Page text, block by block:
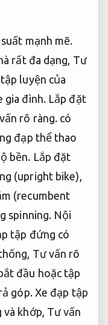
mạnh mẽ.
rất đa dạng, Tư
luyện của
gia đình. Lắp đặt
rõ ràng. có
đạp thể thao
bền. Lắp đặt
(upright bike),
(recumbent
spinning. Nội
tập đứng có
Tư vấn rõ
đầu hoặc tập
góp. Xe đạp tập
khớp, Tư vấn